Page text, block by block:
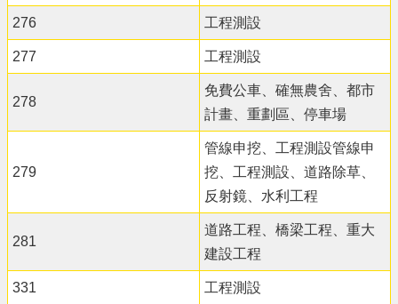
276 工程測設
277 工程測設
278
免費公車、確無農舍、都市
計畫、重劃區、停車場
279
管線申挖、工程測設管線申
挖、工程測設、道路除草、
反射鏡、水利工程
281
道路工程、橋梁工程、重大
建設工程
331 工程測設